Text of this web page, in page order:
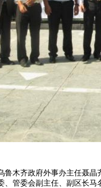
鲁木齐政府外事办主任聂晶
、管委会副主任、副区长马